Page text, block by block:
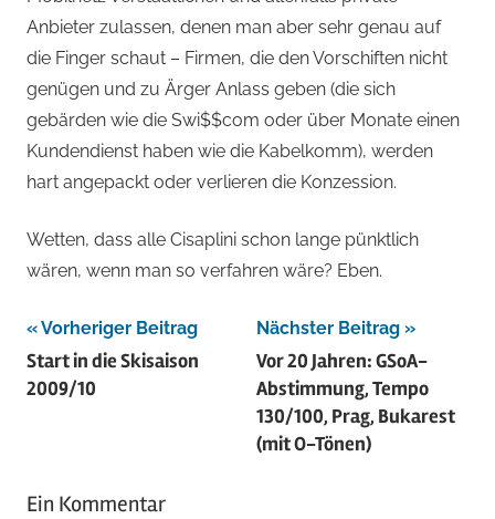
Anbieter zulassen, denen man aber sehr genau auf
die Finger schaut – Firmen, die den Vorschiften nicht
genügen und zu Ärger Anlass geben (die sich
gebärden wie die Swi$$com oder über Monate einen
Kundendienst haben wie die Kabelkomm), werden
hart angepackt oder verlieren die Konzession.
Wetten, dass alle Cisaplini schon lange pünktlich
wären, wenn man so verfahren wäre? Eben.
Beitragsnavigation
Vorheriger Beitrag
Start in die Skisaison
2009/10
Nächster Beitrag
Vor 20 Jahren: GSoA-
Abstimmung, Tempo
130/100, Prag, Bukarest
(mit O-Tönen)
Ein Kommentar